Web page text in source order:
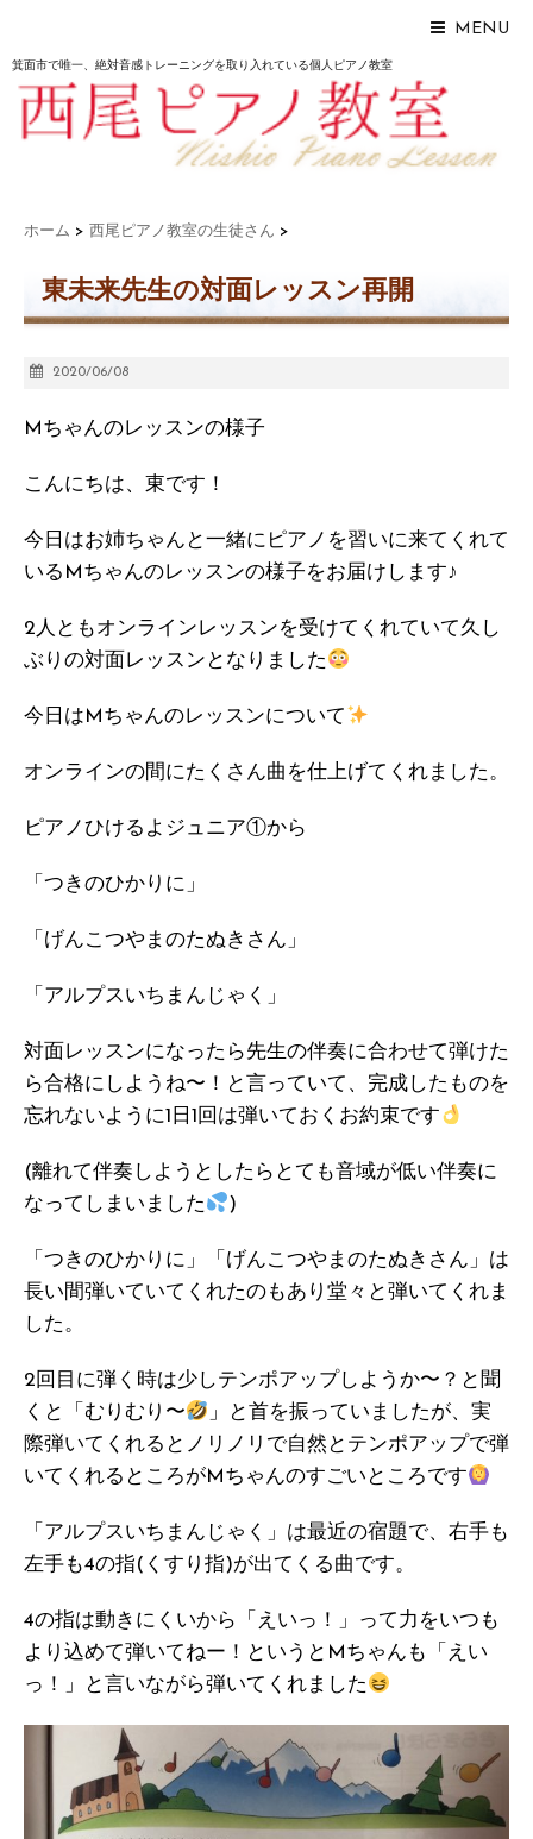
MENU
箕面市で唯一、絶対音感トレーニングを取り入れている個人ピアノ教室
ホーム > 西尾ピアノ教室の生徒さん >
東未来先生の対面レッスン再開
2020/06/08
Mちゃんのレッスンの様子
こんにちは、東です！
今日はお姉ちゃんと一緒にピアノを習いに来てくれて
いるMちゃんのレッスンの様子をお届けします♪
2人ともオンラインレッスンを受けてくれていて久し
ぶりの対面レッスンとなりました
今日はMちゃんのレッスンについて
オンラインの間にたくさん曲を仕上げてくれました。
ピアノひけるよジュニア①から
「つきのひかりに」
「げんこつやまのたぬきさん」
「アルプスいちまんじゃく」
対面レッスンになったら先生の伴奏に合わせて弾けた
ら合格にしようね〜！と言っていて、完成したものを
忘れないように1日1回は弾いておくお約束です
(離れて伴奏しようとしたらとても音域が低い伴奏に
なってしまいました
)
「つきのひかりに」「げんこつやまのたぬきさん」は
長い間弾いていてくれたのもあり堂々と弾いてくれま
した。
2回目に弾く時は少しテンポアップしようか〜？と聞
くと「むりむり〜
」と首を振っていましたが、実
際弾いてくれるとノリノリで自然とテンポアップで弾
いてくれるところがMちゃんのすごいところです
「アルプスいちまんじゃく」は最近の宿題で、右手も
左手も4の指(くすり指)が出てくる曲です。
4の指は動きにくいから「えいっ！」って力をいつも
より込めて弾いてねー！というとMちゃんも「えい
っ！」と言いながら弾いてくれました